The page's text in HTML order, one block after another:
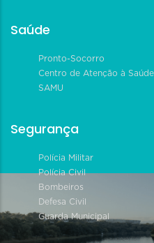
Saúde
Pronto-Socorro
Centro de Atenção à
SAMU
Segurança
Polícia Militar
Polícia Civil
Bombeiros
Defesa Civil
Guarda Municipal